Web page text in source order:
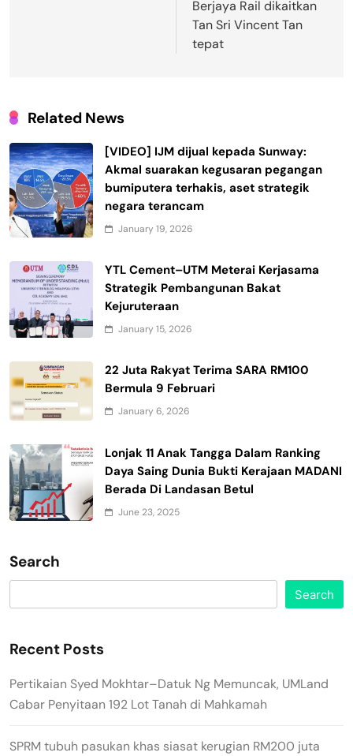
Berjaya Rail dikaitkan
Tan Sri Vincent Tan
tepat
Related News
[VIDEO] IJM dijual kepada Sunway:
Akmal suarakan kegusaran pegangan
bumiputera terhakis, aset strategik
negara terancam
January 19, 2026
YTL Cement–UTM Meterai Kerjasama
Strategik Pembangunan Bakat
Kejuruteraan
January 15, 2026
22 Juta Rakyat Terima SARA RM100
Bermula 9 Februari
January 6, 2026
Lonjak 11 Anak Tangga Dalam Ranking
Daya Saing Dunia Bukti Kerajaan MADANI
Berada Di Landasan Betul
June 23, 2025
Search
Search
Recent Posts
Pertikaian Syed Mokhtar–Datuk Ng Memuncak, UMLand
Cabar Penyitaan 192 Lot Tanah di Mahkamah
SPRM tubuh pasukan khas siasat kerugian RM200 juta